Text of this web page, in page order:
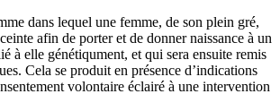
dans lequel une femme, de son plein gré,
afin de porter et de donner naissance à un
à elle génétiqument, et qui sera ensuite remis
Cela se produit en présence d’indications
volontaire éclairé à une intervention